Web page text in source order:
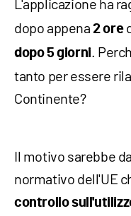
L'applicazione ha
dopo appena2 ore
dopo5giorni.
tanto per essere
Continente?
Il motivo sarebbe
normativo dell'UE
controllo